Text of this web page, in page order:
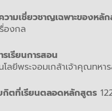
วามเชี่ยวชาญเฉพาะของหลั
องกล
เรียนการสอน
โลยีพระจอมเกล้าเจ้าคุณท
กิตที่เรียนตลอดหลักสูตร